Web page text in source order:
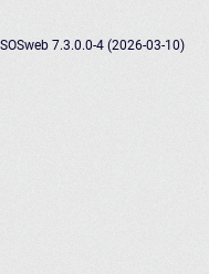
7.3.0.0-4 (2026-03-10)